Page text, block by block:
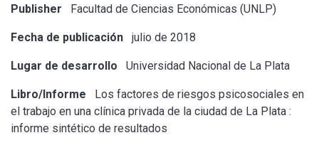
Publisher Facultad de Ciencias Económicas (UNLP)
Fecha de publicación julio de 2018
Lugar de desarrollo Universidad Nacional de La Plata
Libro/Informe
Los factores de riesgos psicosociales en
el trabajo en una clínica privada de la ciudad de La Plata :
informe sintético de resultados